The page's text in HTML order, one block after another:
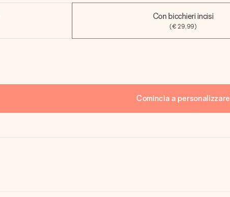
Con bicchieri incisi
(€ 29,99)
Comincia a personalizzare